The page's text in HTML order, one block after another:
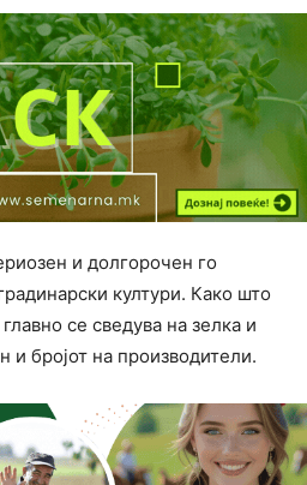
и долгорочен го
култури. Како што
се сведува на зелка и
и бројот на производители.